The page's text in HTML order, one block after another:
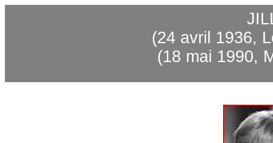
(24 avril 1936,
(18 mai 1990,